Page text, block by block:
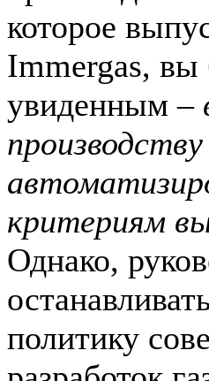
которое
Immergas, вы
увиденным –
критериям
Однако,
политику